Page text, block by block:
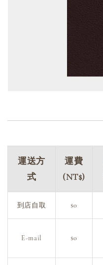
運送方
式
運費
(NT$)
到店自取 $0
E-mail $0